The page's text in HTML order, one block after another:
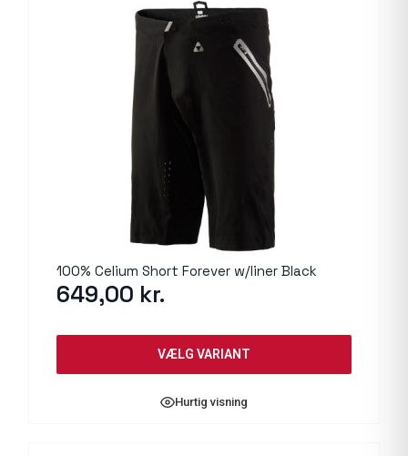
100% Celium Short Forever w/liner Black
649,00 kr.
VÆLG VARIANT
Hurtig visning